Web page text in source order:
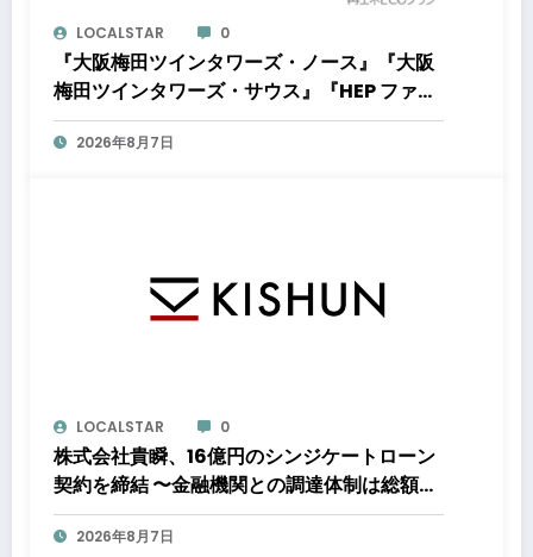
LOCALSTAR 0
『大阪梅田ツインタワーズ・ノース』『大阪
梅田ツインタワーズ・サウス』『HEP ファイ
ブ』において8月下旬から「オフサイト型コ
ーポレートPPA」による再生可能エネルギー
2026年8月7日
LOCALSTAR 0
株式会社貴瞬、16億円のシンジケートローン
契約を締結 〜金融機関との調達体制は総額約
80億円規模へ。DX・海外展開をはじめとし
た成長投資を加速～
2026年8月7日